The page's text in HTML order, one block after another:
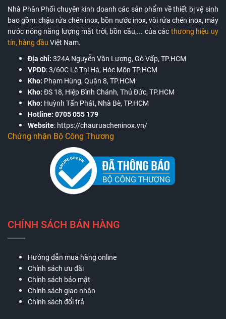
Nhà Phân Phối chuyên kinh doanh các sản phẩm về thiết bị vệ sinh
bao gồm: chậu rửa chén inox, bồn nước inox, vòi rửa chén inox, máy
nước nóng năng lượng mặt trời, bồn cầu,... của các thương hiệu uy
tín, hàng đầu Việt Nam.
Địa chỉ: 324A Nguyễn Văn Lượng, Gò Vấp, TP.HCM
VPDD:3/60C Lê Thị Hà, Hóc Môn TP.HCM
Kho: Phạm Hùng, Quận 8, TP.HCM
Kho: ĐS 18, Hiệp Bình Chánh, Thủ Đức, TP.HCM
Kho: Huỳnh Tấn Phát, Nhà Bè, TP.HCM
Hotline: 0705 055 179
Website: https://chauruacheninox.vn/
Chứng nhận Bộ Công Thương
CHÍNH SÁCH BÁN HÀNG
Hướng dẫn mua hàng online
Chính sách ưu đãi
Chính sách bảo mật
Chính sách giao nhận
Chính sách đổi trả